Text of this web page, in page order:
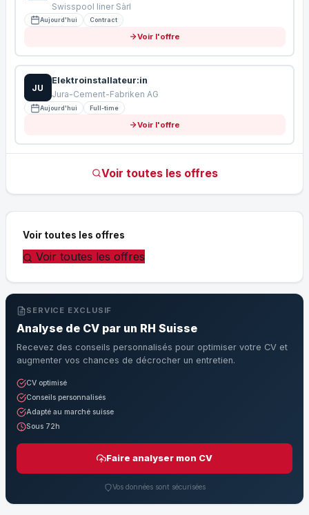
Swisspool liner Sàrl
Aujourd'hui Contract
Voir l'offre
JU
Elektroinstallateur:in
Jura-Cement-Fabriken AG
Aujourd'hui Full-time
Voir l'offre
Voir toutes les offres
Voir toutes les offres
Voir toutes les offres
SERVICE EXCLUSIF
Analyse de CV par un RH Suisse
Recevez des conseils personnalisés pour optimiser votre CV et
augmenter vos chances de décrocher un entretien.
CV optimisé
Conseils personnalisés
Adapté au marché suisse
Sous 72h
Faire analyser mon CV
Vos données sont sécurisées